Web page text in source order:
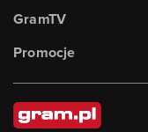
GramTV
Promocje